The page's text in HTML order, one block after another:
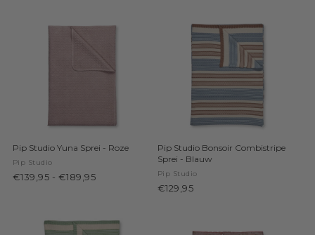
Pip Studio Yuna Sprei - Roze
Pip Studio
€139,95 - €189,95
Pip Studio Bonsoir Combistripe
Sprei - Blauw
Pip Studio
€129,95